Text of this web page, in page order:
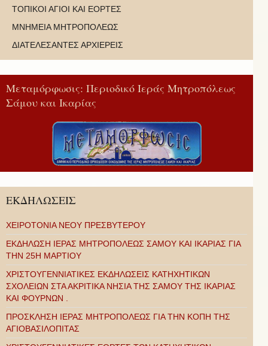
ΤΟΠΙΚΟΙ ΑΓΙΟΙ ΚΑΙ ΕΟΡΤΕΣ
ΜΝΗΜΕΙΑ ΜΗΤΡΟΠΟΛΕΩΣ
ΔΙΑΤΕΛΕΣΑΝΤΕΣ ΑΡΧΙΕΡΕΙΣ
Μεταμόρφωσις: Περιοδικό Ιεράς Μητροπόλεως
Σάμου και Ικαρίας
ΕΚΔΗΛΩΣΕΙΣ
ΧΕΙΡΟΤΟΝΙΑ ΝΕΟΥ ΠΡΕΣΒΥΤΕΡΟΥ
ΕΚΔΗΛΩΣΗ ΙΕΡΑΣ ΜΗΤΡΟΠΟΛΕΩΣ ΣΑΜΟΥ ΚΑΙ ΙΚΑΡΙΑΣ ΓΙΑ
ΤΗΝ 25Η ΜΑΡΤΙΟΥ
ΧΡΙΣΤΟΥΓΕΝΝΙΑΤΙΚΕΣ ΕΚΔΗΛΩΣΕΙΣ ΚΑΤΗΧΗΤΙΚΩΝ
ΣΧΟΛΕΙΩΝ ΣΤΑ ΑΚΡΙΤΙΚΑ ΝΗΣΙΑ ΤΗΣ ΣΑΜΟΥ ΤΗΣ ΙΚΑΡΙΑΣ
ΚΑΙ ΦΟΥΡΝΩΝ .
ΠΡΟΣΚΛΗΣΗ ΙΕΡΑΣ ΜΗΤΡΟΠΟΛΕΩΣ ΓΙΑ ΤΗΝ ΚΟΠΗ ΤΗΣ
ΑΓΙΟΒΑΣΙΛΟΠΙΤΑΣ